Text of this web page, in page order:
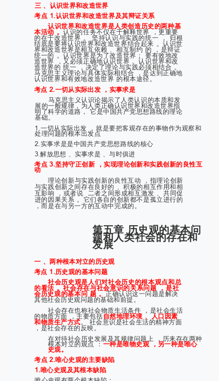
三 、认识世界和改造世界
考点 1.认识世界和改造世界及其辩证关系
认识世界和改造世界是人类创造历史的两种基
本活动 。认识的任务不仅在于解释世界 ，更重要
的在于改造世界 。 坚持认识与实践的统一 ， 归根
结底是要将认识世界和改造世界结合起来 。认识世
界和改造世界是相互依赖 、相互制约 的 ，是辩证
统一的 。认识世界是为了改造世界； 要有效地改
造世界 ，又必须正确地认识世界 。认识世界和改
造世界的 统一 ，决定了理论与实践必须相结合 。
马克思主义理论与具体实际相结合 ，是达到正确地
认识世界和有效地改造世界 的根本途径。
考点 2.一切从实际出发 ，实事求是
马克思主义认识论揭示了人类认识的本质和发
展的一般规律，为人类正确认识世界和改造世界指
明了科学的道路， 它是中国共产党思想路线的理论
基础。
1.一切从实际出发 ，就是要把客观存在的事物作为观察和
处理问题的根本出发点
2.实事求是是中国共产党思想路线的核心
3.解放思想 、实事求是 、与时俱进
考点 3.坚持守正创新 ，实现理论创新和实践创新的良性互
动
理论创新与实践创新的良性互动 ，指理论创新
与实践创新之间存在良好的 、积极的相互作用和相
互影响 ，或者说
二者之间形成相互激发 、共同促
进的因果关系 。它们各自的创新都不是孤立进行的
，而是在与另一方的互动中完成的。
第五章 历史观的基本问
题和人类社会的存在和
发展
一 、两种根本对立的历史观
考点 1.历史观的基本问题
社会历史观是人们对社会历史的根本观点和总
的看法 。社会存在与社会意识的关系问题 ，是社
会历史观的基本问 题 。正确认识这一问题是解决
其他社会历史观问题的基础和前提。
社会存在也称社会物质生活条件 ，是社会生活
的物质方面 ，主要包括自然地理环境 、人口因素
和物质生产方式。 社会意识是社会生活的精神方面
，是社会存在的反映。
在对待社会历史发展及其规律问题上 ，历来存在两种
根本对立的观点 ：一种是唯物史观 ，另一种是唯心
史观。
考点 2.唯心史观的主要缺陷
1.唯心史观及其根本缺陷